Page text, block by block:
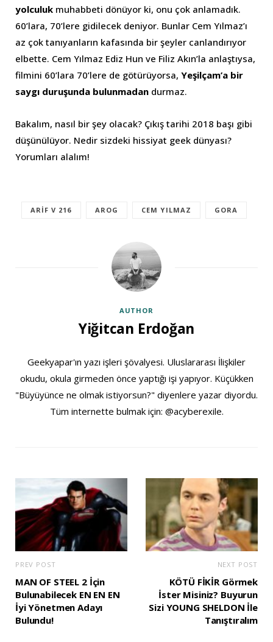
yolculuk muhabbeti dönüyor ki, onu çok anlamadık.
60’lara, 70’lere gidilecek deniyor. Bunlar Cem Yılmaz’ı
az çok tanıyanların kafasında bir şeyler canlandırıyor
elbette. Cem Yılmaz Ediz Hun ve Filiz Akın’la anlaştıysa,
filmini 60’lara 70’lere de götürüyorsa, Yeşilçam’a bir
saygı duruşunda bulunmadan durmaz.
Bakalım, nasıl bir şey olacak? Çıkış tarihi 2018 başı gibi
düşünülüyor. Nedir sizdeki hissiyat geek dünyası?
Yorumları alalım!
ARIF V 216 AROG CEM YILMAZ GORA
AUTHOR
Yiğitcan Erdoğan
Geekyapar'ın yazı işleri şövalyesi. Uluslararası İlişkiler
okudu, okula girmeden önce yaptığı işi yapıyor. Küçükken
"Büyüyünce ne olmak istiyorsun?" diyenlere yazar diyordu.
Tüm internette bulmak için: @acyberexile.
PREV POST
MAN OF STEEL 2 İçin
Bulunabilecek EN EN EN
İyi Yönetmen Adayı
Bulundu!
NEXT POST
KÖTÜ FİKİR Görmek
İster Misiniz? Buyurun
Sizi YOUNG SHELDON İle
Tanıştıralım